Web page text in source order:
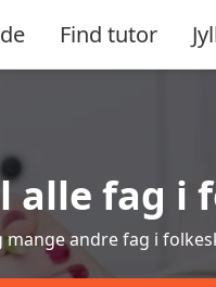
Find tutor
fag i
andre fag i